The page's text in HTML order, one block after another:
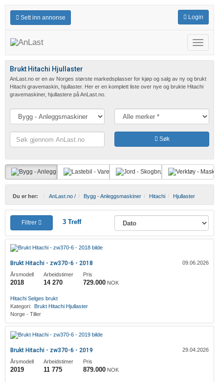
Sett inn annonse Login
Meny
Brukt Hitachi Hjullaster
AnLast.no er en av Norges største markedsplasser for kjøp og salg av ny og brukt
Hitachi gravemaskin, hjullaster. Her er en komplett liste over nye og brukte Hitachi
gravemaskiner, hjullastere på AnLast.no.
Søk
gjennom
Søk
Du er her: AnLast.no / Bygg - Anleggsmaskiner Hitachi Hjullaster
Filtrer 3Treff
Brukt Hitachi - zw370-6 - 2018
09.06.2026
Årsmodell
2018
Arbeidstimer
14 270
Pris
729.000 NOK
Hitachi Selges brukt
Kategori: Brukt Hitachi Hjullaster
Norge - Tiller
Brukt Hitachi - zw370-6 - 2019
29.04.2026
Årsmodell
2019
Arbeidstimer
11 775
Pris
879.000 NOK